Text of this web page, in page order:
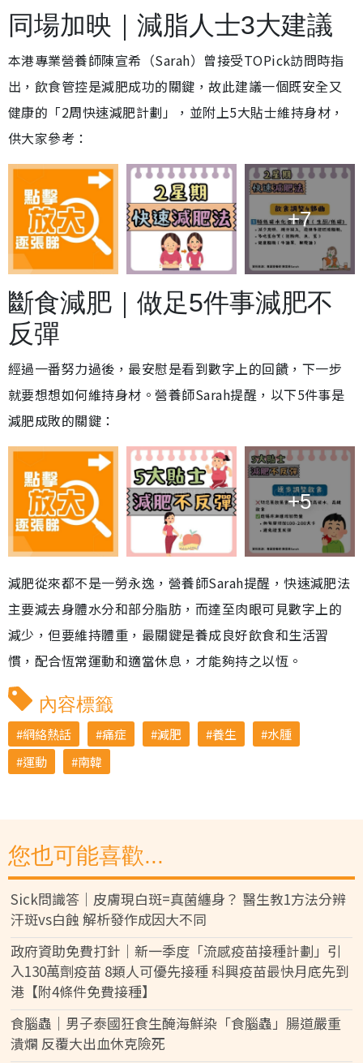
同場加映｜減脂人士3大建議
本港專業營養師陳宣希（Sarah）曾接受TOPick訪問時指
出，飲食管控是減肥成功的關鍵，故此建議一個既安全又
健康的「2周快速減肥計劃」，並附上5大貼士維持身材，
供大家參考：
+7
斷食減肥｜做足5件事減肥不
反彈
經過一番努力過後，最安慰是看到數字上的回饋，下一步
就要想想如何維持身材。營養師Sarah提醒，以下5件事是
減肥成敗的關鍵：
+5
減肥從來都不是一勞永逸，營養師Sarah提醒，快速減肥法
主要減去身體水分和部分脂肪，而達至肉眼可見數字上的
減少，但要維持體重，最關鍵是養成良好飲食和生活習
慣，配合恆常運動和適當休息，才能夠持之以恆。
內容標籤
網絡熱話 痛症 減肥 養生
水腫
運動
南韓
您也可能喜歡...
Sick問識答｜皮膚現白斑=真菌纏身？ 醫生教1方法分辨
汗斑vs白蝕 解析發作成因大不同
政府資助免費打針｜新一季度「流感疫苗接種計劃」引
入130萬劑疫苗 8類人可優先接種 科興疫苗最快月底先到
港【附4條件免費接種】
食腦蟲｜男子泰國狂食生醃海鮮染「食腦蟲」腸道嚴重
潰爛 反覆大出血休克險死